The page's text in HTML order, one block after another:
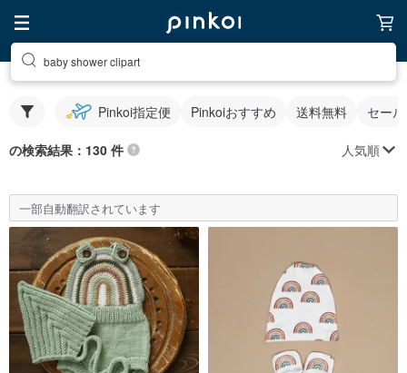
baby shower clipart
Pinkoi指定便 Pinkoiおすすめ 送料無料 セー
の検索結果：130 件 人気順
一部自動翻訳されています